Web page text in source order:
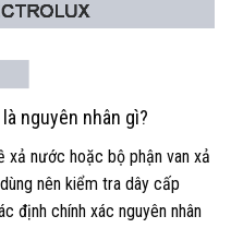
nguyên nhân gì?
xả nước hoặc bộ phận van xả
nên kiểm tra dây cấp
định chính xác nguyên nhân